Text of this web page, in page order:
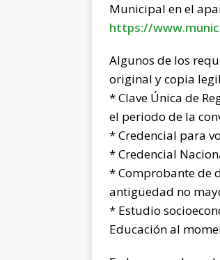
Municipal en el
https://
Algunos de los
original y copia
* Clave Única de
el periodo de la
* Credencial para
* Credencial
* Comprobante de
antigüedad no
* Estudio
Educación al